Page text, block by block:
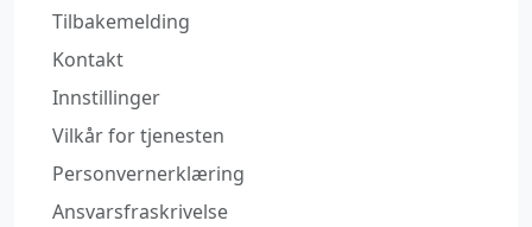
Tilbakemelding
Kontakt
Innstillinger
Vilkår for tjenesten
Personvernerklæring
Ansvarsfraskrivelse